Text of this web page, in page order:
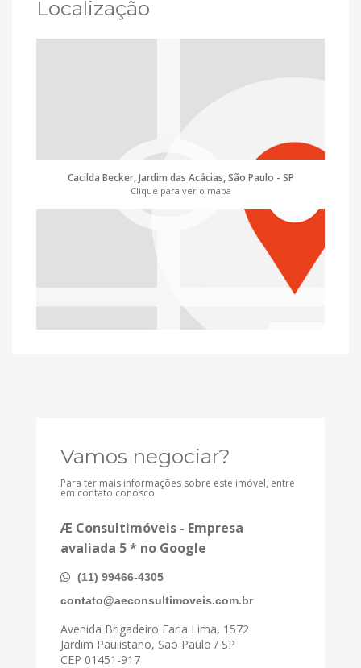
Localização
Cacilda Becker, Jardim das Acácias, São Paulo - SP
Clique para ver o mapa
Vamos negociar?
Para ter mais informações sobre este imóvel, entre
em contato conosco
Æ Consultimóveis - Empresa
avaliada 5 * no Google
(11) 99466-4305
contato@aeconsultimoveis.com.br
Avenida Brigadeiro Faria Lima, 1572
Jardim Paulistano, São Paulo / SP
CEP 01451-917